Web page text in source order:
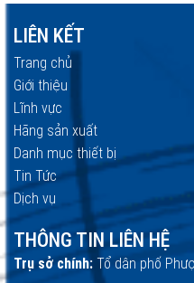
LIÊN KẾT
Trang chủ
Giới thiệu
Lĩnh vực
Hãng sản xuất
Danh mục thiết bị
Tin Tức
Dịch vụ
THÔNG TIN LIÊN HỆ
Trụ sở chính: Tổ dân phố